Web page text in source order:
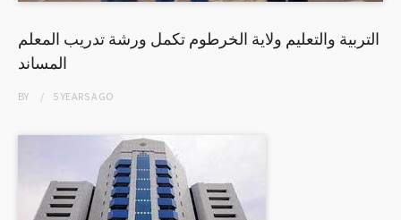
التربية والتعليم ولاية الخرطوم تكمل ورشة تدريب المعلم
المساند
BY 5 YEARSAGO